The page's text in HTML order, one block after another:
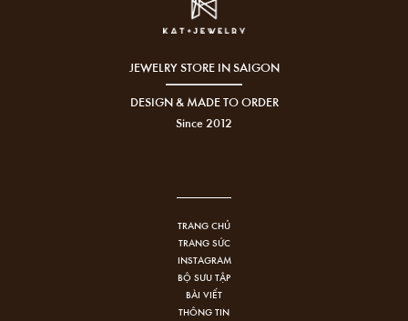
JEWELRY STORE IN SAIGON
DESIGN & MADE TO ORDER
Since 2012
TRANG CHỦ
TRANG SỨC
INSTAGRAM
BỘ SƯU TẬP
BÀI VIẾT
THÔNG TIN